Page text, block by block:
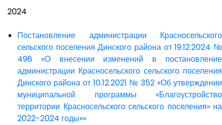
2024
Постановление администрации Красносельского
сельского поселения Динского района от 19.12.2024 №
496 «О внесении изменений в постановление
администрации Красносельского сельского поселения
Динского района от 10.12.2021 № 352 «Об утверждении
муниципальной программы «Благоустройство
территории Красносельского сельского поселения» на
2022-2024 годы»»